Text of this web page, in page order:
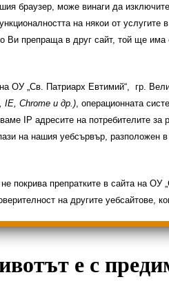
ученици
Олимпиади 2025/2026
е с
браузер, може винаги да
на някои от услугите
Ви препраща в друг сайт, той ще има
на ОУ „Св. Патриарх Евтимий“, гр.
IE, Chrome и др.), операционната
IP адресите на потребителите
на нашия уебсървър,
не покрива препратките в сайта на
на другите уебсайтове,